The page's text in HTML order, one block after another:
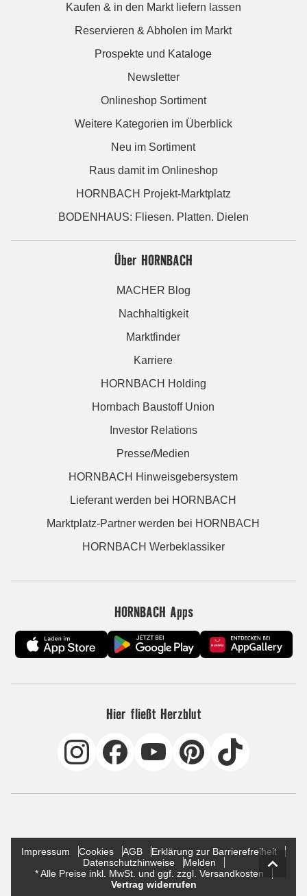
Kaufen & in den Markt liefern lassen
Reservieren & Abholen im Markt
Prospekte und Kataloge
Newsletter
Onlineshop Sortiment
Weitere Kategorien im Überblick
Neu im Sortiment
Raus damit im Onlineshop
HORNBACH Projekt-Marktplatz
BODENHAUS: Fliesen. Platten. Dielen
Über HORNBACH
MACHER Blog
Nachhaltigkeit
Marktfinder
Karriere
HORNBACH Holding
Hornbach Baustoff Union
Investor Relations
Presse/Medien
HORNBACH Hinweisgebersystem
Lieferant werden bei HORNBACH
Marktplatz-Partner werden bei HORNBACH
HORNBACH Werbeklassiker
HORNBACH Apps
Hier fließt Herzblut
Impressum Cookies AGB
Erklärung zur Barrierefreiheit
Datenschutzhinweise
Melden
* Alle Preise inkl. MwSt. und ggf. zzgl. Versandkosten
Vertrag widerrufen